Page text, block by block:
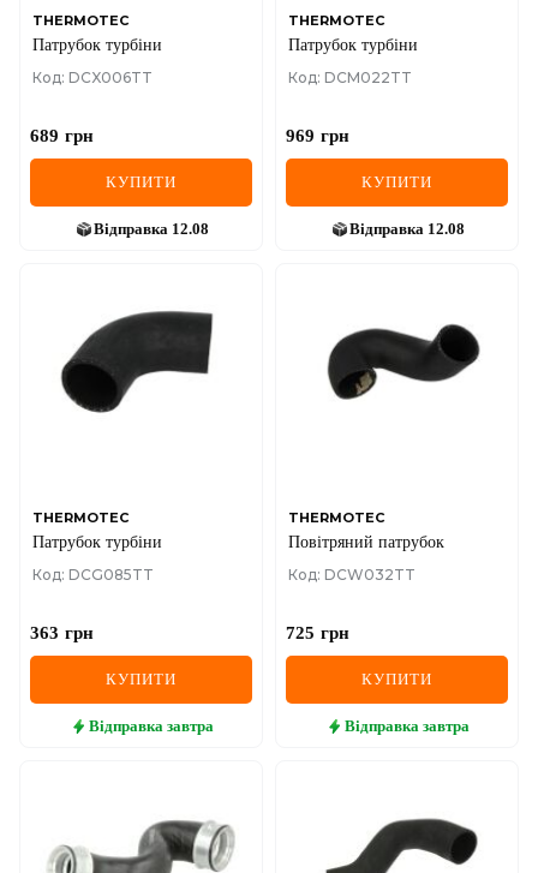
THERMOTEC
Патрубок турбіни
Код: DCX006TT
689 грн
КУПИТИ
Відправка 12.08
THERMOTEC
Патрубок турбіни
Код: DCM022TT
969 грн
КУПИТИ
Відправка 12.08
THERMOTEC
Патрубок турбіни
Код: DCG085TT
363 грн
КУПИТИ
Відправка завтра
THERMOTEC
Повітряний патрубок
Код: DCW032TT
725 грн
КУПИТИ
Відправка завтра